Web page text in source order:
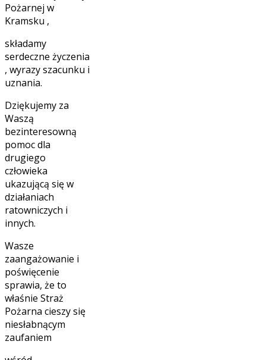
Pożarnej w
Kramsku ,
składamy
serdeczne życzenia
, wyrazy szacunku i
uznania.
Dziękujemy za
Waszą
bezinteresowną
pomoc dla
drugiego
człowieka
ukazującą się w
działaniach
ratowniczych i
innych.
Wasze
zaangażowanie i
poświęcenie
sprawia, że to
właśnie Straż
Pożarna cieszy się
niesłabnącym
zaufaniem